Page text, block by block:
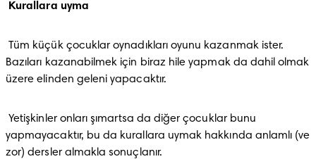
Kurallara uyma
Tüm küçük çocuklar oynadıkları oyunu kazanmak ister.
Bazıları kazanabilmek için biraz hile yapmak da dahil olmak
üzere elinden geleni yapacaktır.
yapmayacaktır, bu da kurallara uymak hakkında anlamlı (ve
zor) dersler almakla sonuçlanır.